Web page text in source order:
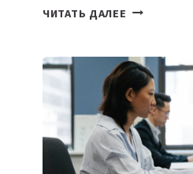
ЧИТАТЬ ДАЛЕЕ ИИ-
БИЗНЕСА:
КАКИЕ
3
ЗАДАЧИ
ЕМУ
МОЖНО